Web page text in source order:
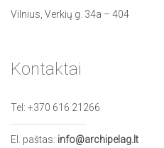
Vilnius, Verkių g. 34a – 404
Kontaktai
Tel: +370 616 21266
El. paštas: info@archipelag.lt